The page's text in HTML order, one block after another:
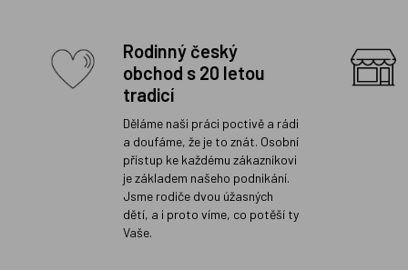
Rodinný český
obchod s 20 letou
tradicí
Děláme naši práci poctivě a rádi
a doufáme, že je to znát. Osobní
přístup ke každému zákazníkovi
je základem našeho podnikání.
Jsme rodiče dvou úžasných
dětí, a i proto víme, co potěší ty
Vaše.